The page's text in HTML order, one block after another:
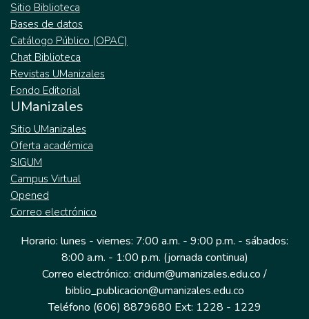
Sitio Biblioteca
Bases de datos
Catálogo Público (OPAC)
Chat Biblioteca
Revistas UManizales
Fondo Editorial
UManizales
Sitio UManizales
Oferta académica
SIGUM
Campus Virtual
Opened
Correo electrónico
Horario: lunes - viernes: 7:00 a.m. - 9:00 p.m. - sábados:
8:00 a.m. - 1:00 p.m. (jornada continua)
Correo electrónico: cridum@umanizales.edu.co /
biblio_publicacion@umanizales.edu.co
Teléfono (606) 8879680 Ext: 1228 - 1229